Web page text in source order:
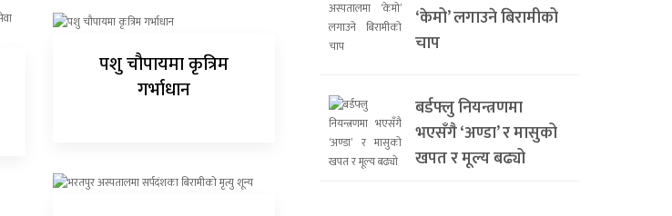
पशु चौपायमा कृत्रिम
गर्भाधान
‘केमो’ लगाउने बिरामीको
चाप
बर्डफ्लु नियन्त्रणमा
भएसँगै ‘अण्डा’ र मासुको
खपत र मूल्य बढ्यो